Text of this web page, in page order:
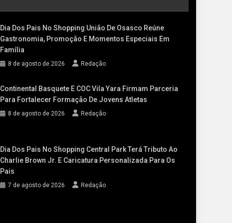
Dia Dos Pais No Shopping União De Osasco Reúne
Gastronomia, Promoção E Momentos Especiais Em
Família
8 de agosto de 2026 Redação
Continental Basquete E COC Vila Yara Firmam Parceria
Para Fortalecer Formação De Jovens Atletas
8 de agosto de 2026 Redação
Dia Dos Pais No Shopping Central Park Terá Tributo Ao
Charlie Brown Jr. E Caricatura Personalizada Para Os
Pais
7 de agosto de 2026 Redação